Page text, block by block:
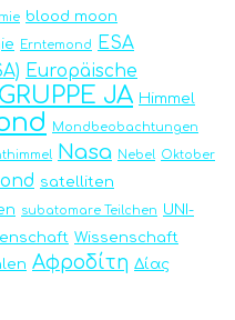
blood moon
Erntemond
ESA
Europäische
GRUPPE JA Himmel
Mondbeobachtungen
Nasa Nebel Oktober
satelliten
subatomare Teilchen
UNI-
Wissenschaft
Αφροδίτη Δίας